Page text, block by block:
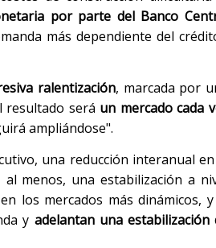
por parte del Banco
más dependiente del
ralentización, marcada por
resultado será un mercado cada
ampliándose".
una reducción interanual
menos, una estabilización a
los mercados más dinámicos,
y adelantan una estabilización